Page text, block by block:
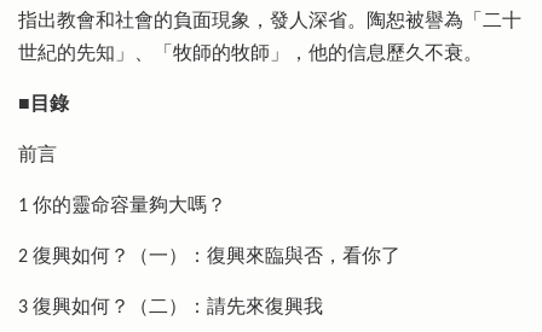
指出教會和社會的負面現象，發人深省。陶恕被譽為「二十
世紀的先知」、「牧師的牧師」，他的信息歷久不衰。
■目錄
前言
1 你的靈命容量夠大嗎？
2 復興如何？（一）：復興來臨與否，看你了
3 復興如何？（二）：請先來復興我